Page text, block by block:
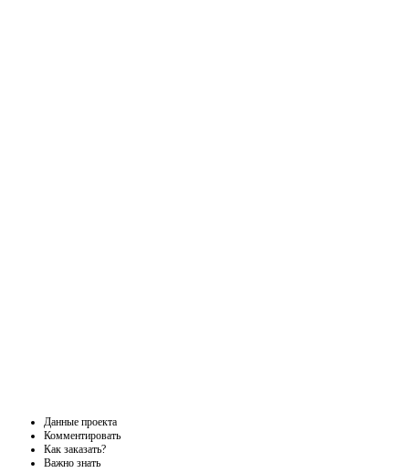
Данные проекта
Комментировать
Как заказать?
Важно знать